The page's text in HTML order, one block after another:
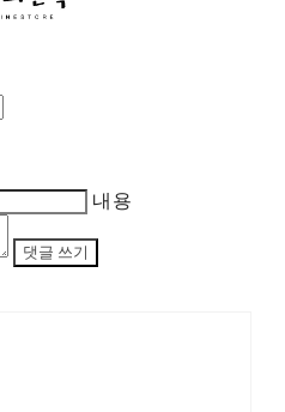
내용
댓글 쓰기